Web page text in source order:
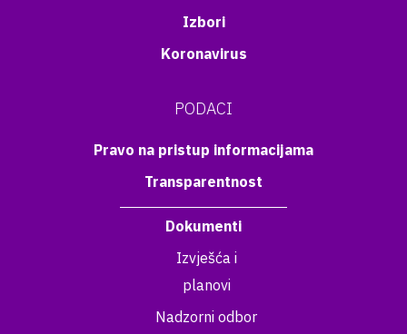
Izbori
Koronavirus
PODACI
Pravo na pristup informacijama
Transparentnost
Dokumenti
Izvješća i
planovi
Nadzorni odbor